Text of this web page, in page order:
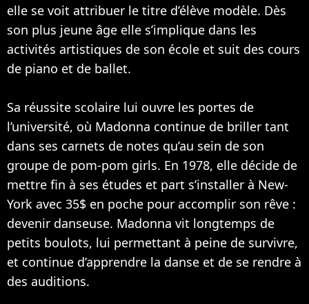
elle se voit attribuer le titre d’élève modèle. Dès
son plus jeune âge elle s’implique dans les
activités artistiques de son école et suit des cours
de piano et de ballet.
Sa réussite scolaire lui ouvre les portes de
l’université, où Madonna continue de briller tant
dans ses carnets de notes qu’au sein de son
groupe de pom-pom girls. En 1978, elle décide de
mettre fin à ses études et part s’installer à New-
York avec 35$ en poche pour accomplir son rêve :
devenir danseuse. Madonna vit longtemps de
petits boulots, lui permettant à peine de survivre,
et continue d’apprendre la danse et de se rendre à
des auditions.